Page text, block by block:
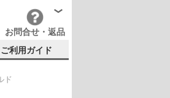
お問合せ・返品
ご利用ガイド
ド